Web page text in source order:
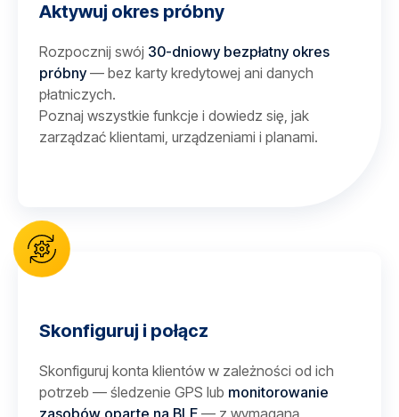
Aktywuj okres próbny
Rozpocznij swój 30-dniowy bezpłatny okres
próbny— bez karty kredytowej ani danych
płatniczych.
Poznaj wszystkie funkcje i dowiedz się, jak
zarządzać klientami, urządzeniami i planami.
Skonfiguruj i połącz
Skonfiguruj konta klientów w zależności od ich
potrzeb — śledzenie GPS lub monitorowanie
zasobów oparte na BLE — z wymaganą